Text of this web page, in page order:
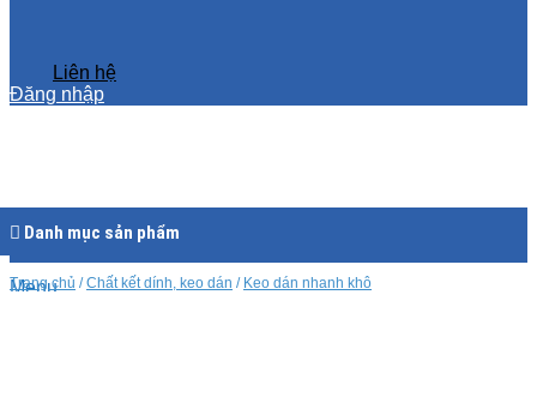
Liên hệ
Đăng nhập
Menu
Danh mục sản phẩm
Trang chủ / Chất kết dính, keo dán / Keo dán nhanh khô